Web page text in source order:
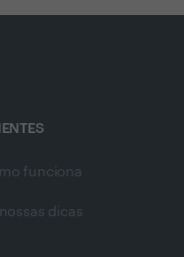
funciona
dicas